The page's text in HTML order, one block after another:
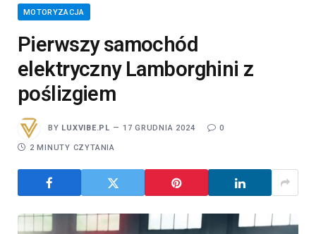
MOTORYZACJA
Pierwszy samochód
elektryczny Lamborghini z
poślizgiem
BY LUXVIBE.PL 17 GRUDNIA 2024 0
2 MINUTY CZYTANIA